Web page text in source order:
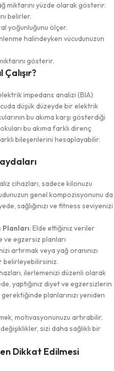
miktarını yüzde olarak gösterir.
belirler.
yoğunluğunu ölçer.
halindeyken vücudunuzun
gösterir.
impedans analizi (BIA)
düşük düzeyde bir elektrik
bu akıma karşı gösterdiği
bu akıma farklı direnç
bileşenlerini hesaplayabilir.
cihazları, sadece kilonuzu
genel kompozisyonunu da
sağlığınızı ve fitness seviyenizi
: Elde ettiğiniz veriler
ve egzersiz planları
artırmak veya yağ oranınızı
belirleyebilirsiniz.
ilerlemenizi düzenli olarak
yaptığınız diyet ve egzersizlerin
planlarınızı yeniden
motivasyonunuzu artırabilir.
sizi daha sağlıklı bir
Dikkat Edilmesi